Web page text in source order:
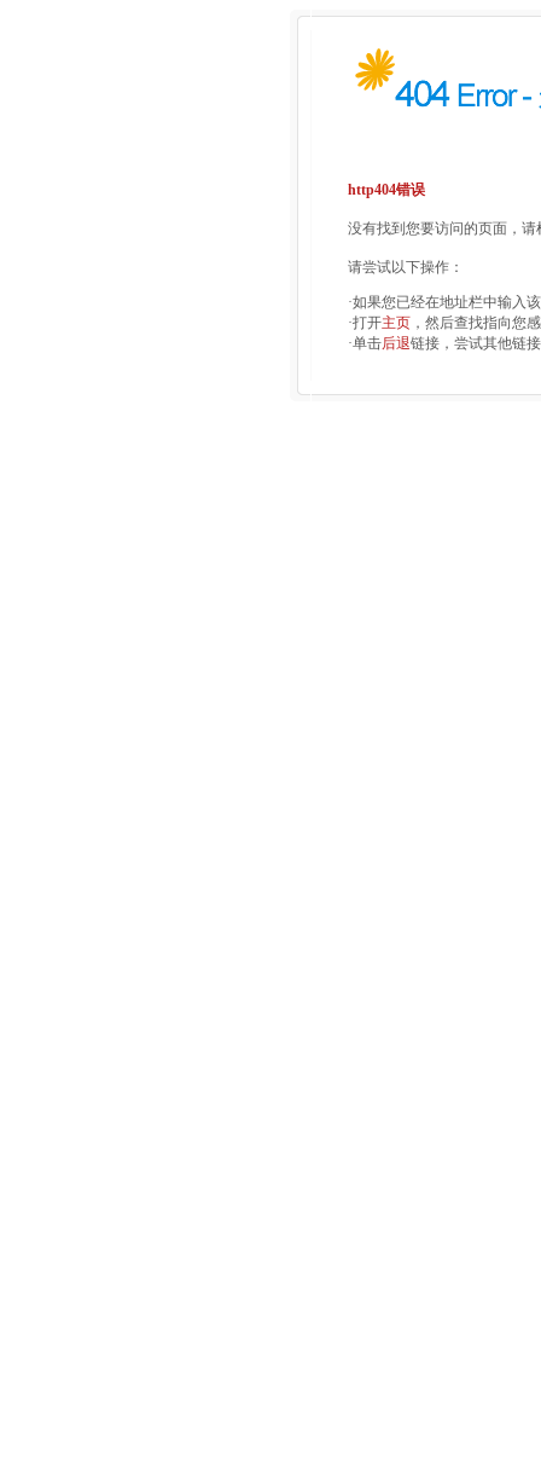
http404错误
没有找到您要访问的页面，
请尝试以下操作：
·如果您已经在地址栏中输入
·打开主页 ，然后查找指向您
·单击后退链接，尝试其他链